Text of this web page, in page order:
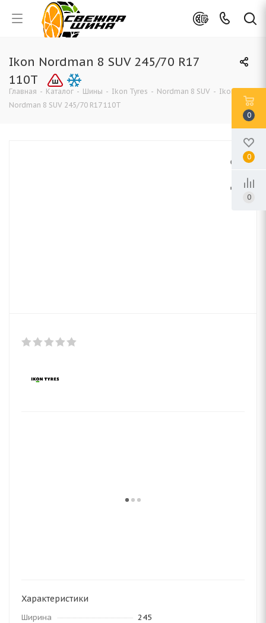
Ikon Nordman 8 SUV 245/70 R17
110T
Главная - Каталог - Шины - Ikon Tyres - Nordman 8 SUV - Ikon
Nordman 8 SUV 245/70 R17 110T
Характеристики
Ширина
245
0
0
0